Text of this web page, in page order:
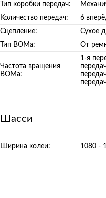
Тип коробки передач:
Количество передач:
6
Сцепление:
Сухое
Тип ВОМа:
От
Частота вращения
ВОМа:
1-я
Шасси
Ширина колеи: 1080 -